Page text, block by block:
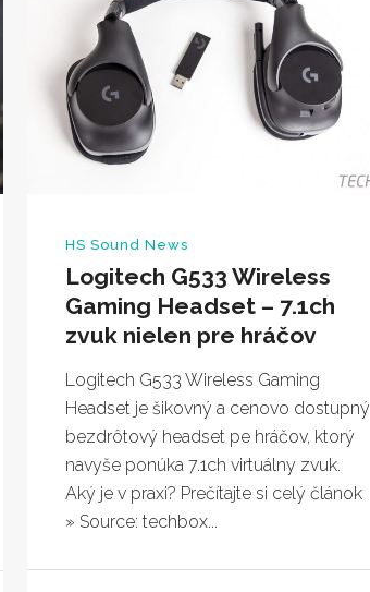
HS Sound News
Logitech G533 Wireless
Gaming Headset – 7.1ch
zvuk nielen pre hráčov
Logitech G533 Wireless Gaming
Headset je šikovný a cenovo dostupný
bezdrôtový headset pe hráčov, ktorý
navyše ponúka 7.1ch virtuálny zvuk.
Aký je v praxi? Prečítajte si celý článok
» Source: techbox...